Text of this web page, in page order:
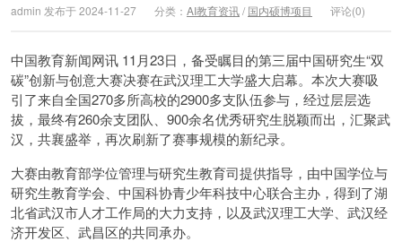
admin 发布于 2024-11-27 分类： AI教育资讯/ 国内硕博项目 评论(0)
中国教育新闻网讯 11月23日，备受瞩目的第三届中国研究生“双
碳”创新与创意大赛决赛在武汉理工大学盛大启幕。本次大赛吸
引了来自全国270多所高校的2900多支队伍参与，经过层层选
拔，最终有260余支团队、900余名优秀研究生脱颖而出，汇聚武
汉，共襄盛举，再次刷新了赛事规模的新纪录。
大赛由教育部学位管理与研究生教育司提供指导，由中国学位与
研究生教育学会、中国科协青少年科技中心联合主办，得到了湖
北省武汉市人才工作局的大力支持，以及武汉理工大学、武汉经
济开发区、武昌区的共同承办。